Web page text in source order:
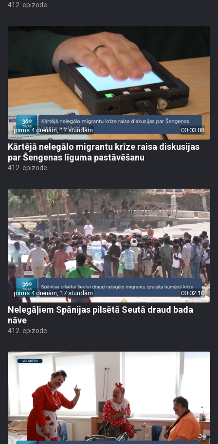
412. epizode
pirms 4 dienām, 17 stundām 00:03:08
Kārtējā nelegālo migrantu krīze raisa diskusijas
par Šengenas līguma pastāvēšanu
412. epizode
pirms 4 dienām, 17 stundām 00:02:10
Nelegāļiem Spānijas pilsētā Seutā draud bada
nāve
412. epizode